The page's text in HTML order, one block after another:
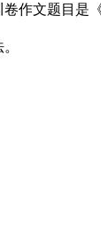
作文题目